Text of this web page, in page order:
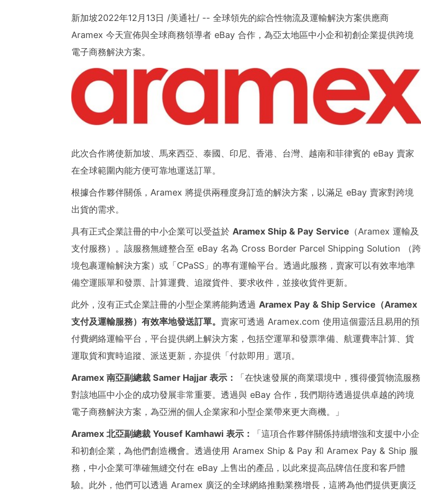
marketers, corporate communicators and investor relations professionals le
verage to engage key audiences. Having pioneered the commercial news di
stribution industry since 1954, PR Newswire today provides end-to-end solu
tions to produce, distribute, target and measure text and multimedia conten
t across traditional, digital, mobile and social channels. Combining the worl
comprehensive workflow tools and platforms, PR Newswire powers the stor
ies of organizations around the world. PR Newswire serves tens of thousan
ds of clients from offices in the Americas, Europe, Middle East, Africa and
Asia-Pacific regions.
新加坡2022年12月13日 /美通社/ -- 全球領先的綜合性物流及運輸解決方案供應商
Aramex 今天宣佈與全球商務領導者 eBay 合作，為亞太地區中小企和初創企業提供跨境
電子商務解決方案。
此次合作將使新加坡、馬來西亞、泰國、印尼、香港、台灣、越南和菲律賓的 eBay 賣家
在全球範圍內能方便可靠地運送訂單。
根據合作夥伴關係，Aramex 將提供兩種度身訂造的解決方案，以滿足 eBay 賣家對跨境
出貨的需求。
具有正式企業註冊的中小企業可以受益於 Aramex Ship & Pay Service （Aramex 運輸及
支付服務）。該服務無縫整合至 eBay 名為 Cross Border Parcel Shipping Solution （跨
境包裹運輸解決方案）或「CPaSS」的專有運輸平台。透過此服務，賣家可以有效率地準
備空運賬單和發票、計算運費、追蹤貨件、要求收件，並接收貨件更新。
此外，沒有正式企業註冊的小型企業將能夠透過 Aramex Pay & Ship Service （Aramex
支付及運輸服務）有效率地發送訂單。 賣家可透過 Aramex.com 使用這個靈活且易用的預
付費網絡運輸平台，平台提供網上解決方案，包括空運單和發票準備、航運費率計算、貨
運取貨和實時追蹤、派送更新，亦提供「付款即用」選項。
Aramex 南亞副總裁 Samer Hajjar 表示：
「在快速發展的商業環境中，獲得優質物流服務
對該地區中小企的成功發展非常重要。透過與 eBay 合作，我們期待透過提供卓越的跨境
電子商務解決方案，為亞洲的個人企業家和小型企業帶來更大商機。」
Aramex 北亞副總裁 Yousef Kamhawi 表示：
「這項合作夥伴關係持續增強和支援中小企
和初創企業，為他們創造機會。透過使用 Aramex Ship & Pay 和 Aramex Pay & Ship 服
務，中小企業可準確無縫交付在 eBay 上售出的產品，以此來提高品牌信任度和客戶體
驗。此外，他們可以透過 Aramex 廣泛的全球網絡推動業務增長，這將為他們提供更廣泛